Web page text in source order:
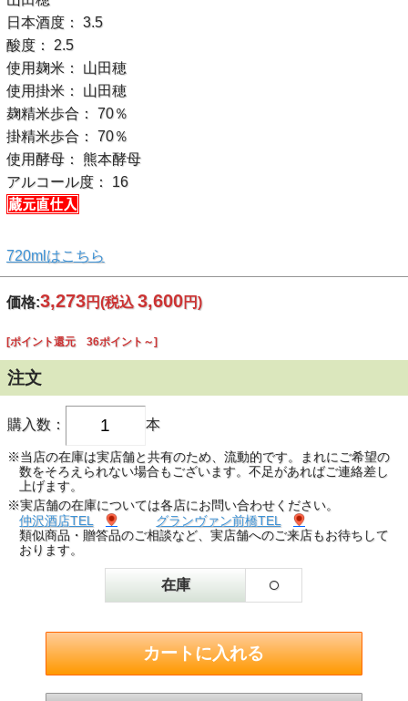
日本酒度： 3.5
酸度： 2.5
使用麹米： 山田穂
使用掛米： 山田穂
麹精米歩合： 70％
掛精米歩合： 70％
使用酵母： 熊本酵母
アルコール度： 16
720mlはこちら
価格:3,273円(税込 3,600円)
[ポイント還元 36ポイント～]
注文
購入数： 本
※当店の在庫は実店舗と共有のため、流動的です。まれにご希望の
数をそろえられない場合もございます。不足があればご連絡差し
上げます。
※実店舗の在庫については各店にお問い合わせください。
仲沢酒店TEL
グランヴァン前橋TEL
類似商品・贈答品のご相談など、実店舗へのご来店もお待ちして
おります。
在庫 ○